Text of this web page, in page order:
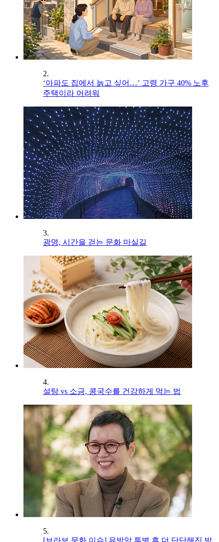
2.
‘아파도 집에서 늙고 싶어…’ 고령 가구 40% 노후
주택이라 어려워
3.
광명, 시간을 걷는 문화 마실길
4.
설탕 vs 소금, 콩국수를 건강하게 먹는 법
5.